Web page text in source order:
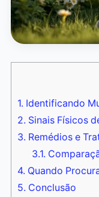
1. Identificando
2. Sinais Físicos
3. Remédios e
3.1.
4. Quando
5. Conclusão